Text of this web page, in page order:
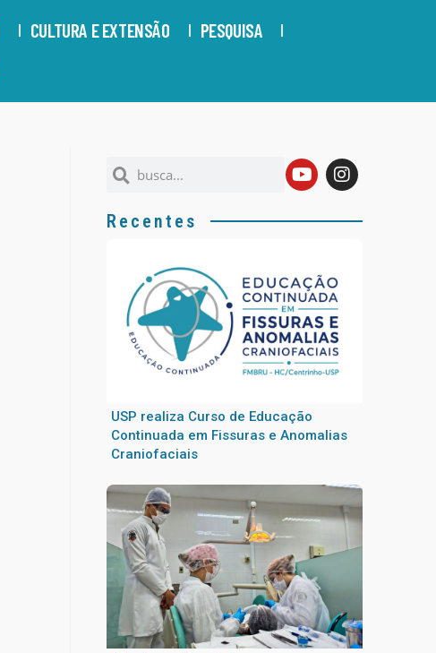
CULTURA E EXTENSÃO
PESQUISA
Recentes
USP realiza Curso de Educação
Continuada em Fissuras e Anomalias
Craniofaciais